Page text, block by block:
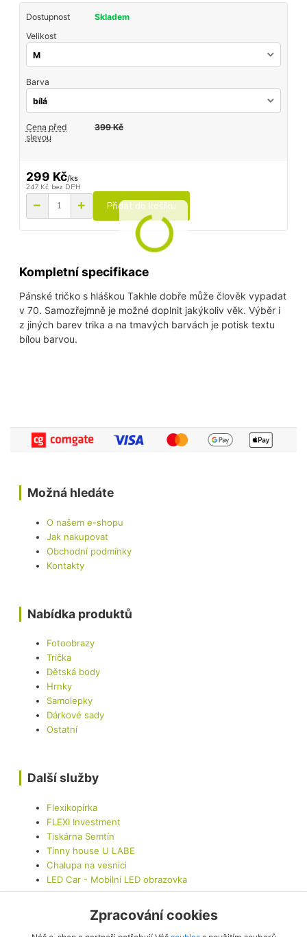
Dostupnost
Skladem
Velikost
Barva
Cena před
slevou
399 Kč
299 Kč/ks
247 Kč bez DPH
Přidat do košíku
Kompletní specifikace
Pánské tričko s hláškou Takhle dobře může člověk vypadat
v 70. Samozřejmně je možné doplnit jakýkoliv věk. Výběr i
z jiných barev trika a na tmavých barvách je potisk textu
bílou barvou.
Možná hledáte
O našem e-shopu
Jak nakupovat
Obchodní podmínky
Kontakty
Nabídka produktů
Fotoobrazy
Trička
Dětská body
Hrnky
Samolepky
Dárkové sady
Ostatní
Další služby
Flexikopírka
FLEXI Investment
Tiskárna Semtín
Tinny house U LABE
Chalupa na vesnici
LED Car - Mobilní LED obrazovka
Zpracování cookies